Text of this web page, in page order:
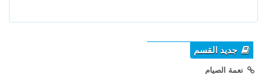
جديد القسم
نعمة الصيام